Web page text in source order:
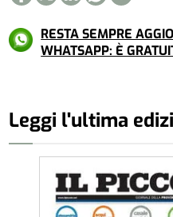
RESTA SEMPRE
WHATSAPP: È
Leggi l'ultima